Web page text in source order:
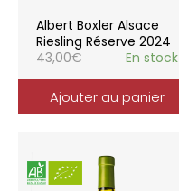
Albert Boxler Alsace
Riesling Réserve 2024
43,00€ En stock
Ajouter au panier